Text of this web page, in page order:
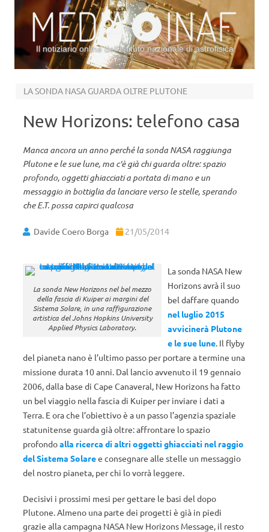
Il notiziario online dell’Istituto nazionale di astrofisica
LA SONDA NASA GUARDA OLTRE PLUTONE
New Horizons: telefono casa
Manca ancora un anno perché la sonda NASA raggiunga
Plutone e le sue lune, ma c'è già chi guarda oltre: spazio
profondo, oggetti ghiacciati a portata di mano e un
messaggio in bottiglia da lanciare verso le stelle, sperando
che E.T. possa capirci qualcosa
Davide Coero Borga 21/05/2014
La sonda New Horizons nel bel mezzo
della fascia di Kuiper ai margini del
Sistema Solare, in una raffigurazione
artistica del Johns Hopkins University
Applied Physics Laboratory.
La sonda NASA New
Horizons avrà il suo
bel daffare quando
nel luglio 2015
avvicinerà Plutone
e le sue lune. Il flyby
del pianeta nano è l’ultimo passo per portare a termine una
missione durata 10 anni. Dal lancio avvenuto il 19 gennaio
2006, dalla base di Cape Canaveral, New Horizons ha fatto
un bel viaggio nella fascia di Kuiper per inviare i dati a
Terra. E ora che l’obiettivo è a un passo l’agenzia spaziale
statunitense guarda già oltre: affrontare lo spazio
profondoalla ricerca di altri oggetti ghiacciati nel raggio
del Sistema Solaree consegnare alle stelle un messaggio
del nostro pianeta, per chi lo vorrà leggere.
Decisivi i prossimi mesi per gettare le basi del dopo
Plutone. Almeno una parte dei progetti è già in piedi
grazie alla campagna NASA New Horizons Message, il resto